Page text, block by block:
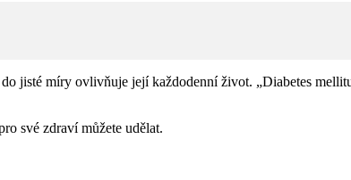
jisté míry ovlivňuje její každodenní život. „Diabetes
své zdraví můžete udělat.